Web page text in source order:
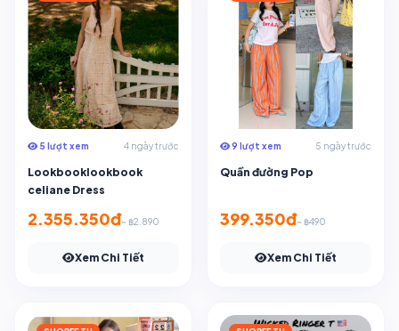
5 lượt xem 4 ngày trước
Lookbooklookbook
celiane Dress
2.355.350đ~ ฿2.890
Xem Chi Tiết
9 lượt xem 5 ngày trước
Quần đường Pop
399.350đ~ ฿490
Xem Chi Tiết